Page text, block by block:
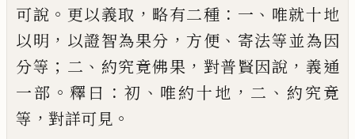
可說 。 更以義取 ， 略有二種 ： 一 、 唯就十地
以明 ， 以證智為果分 ， 方便 、 寄法等並為因
分等 ； 二 、 約究竟佛果 ， 對普賢因說 ， 義通
一部 。釋曰 ： 初 、 唯約十地 ， 二 、 約究竟
等 ， 對詳可見 。